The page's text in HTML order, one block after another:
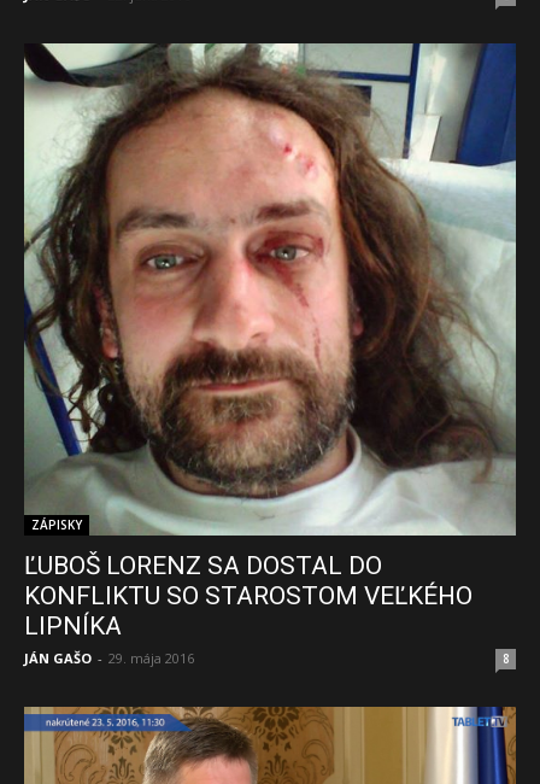
ZÁPISKY
ĽUBOŠ LORENZ SA DOSTAL DO
KONFLIKTU SO STAROSTOM VEĽKÉHO
LIPNÍKA
JÁN GAŠO - 29. mája 2016 8